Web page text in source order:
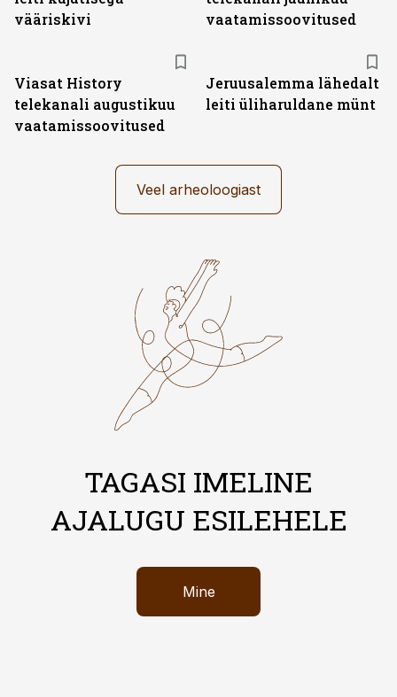
vääriskivi
vaatamissoovitused
Viasat History
telekanali augustikuu
vaatamissoovitused
Jeruusalemma lähedalt
leiti üliharuldane münt
Veel arheoloogiast
TAGASI IMELINE
AJALUGU ESILEHELE
Mine